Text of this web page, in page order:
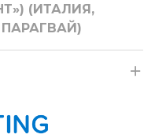
(ИТАЛИЯ,